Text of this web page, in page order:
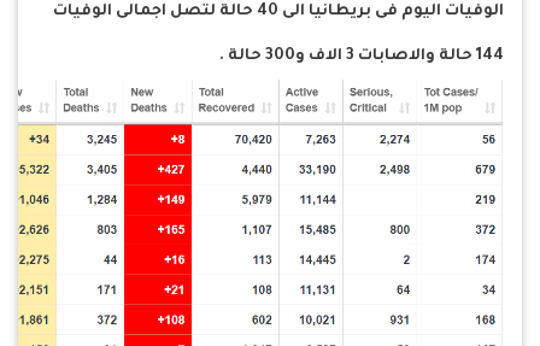
الوفيات اليوم فى بريطانيا الى 40 حالة لتصل اجمالى الوفيات
144 حالة والاصابات 3 الاف و300 حالة .